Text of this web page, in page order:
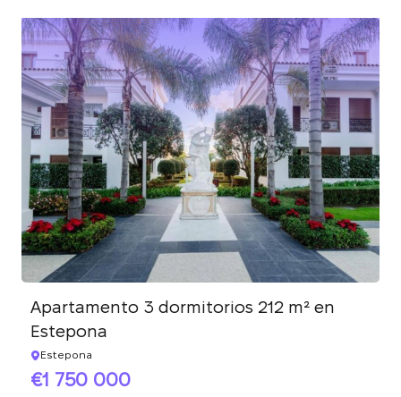
Apartamento 3 dormitorios 212 m² en
Estepona
Estepona
1 750 000